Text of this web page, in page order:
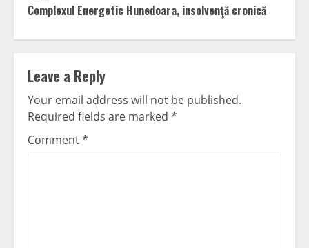
Complexul Energetic Hunedoara, insolvenţă cronică
Leave a Reply
Your email address will not be published.
Required fields are marked *
Comment*